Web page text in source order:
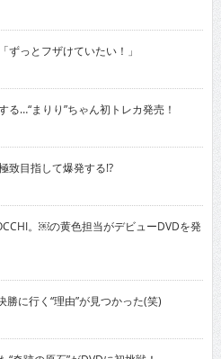
っとフザけていたい！」
…“まりり”ちゃん初トレカ発売！
致目指して爆発する!?
。￼の黄色担当がデビューDVDを発
に行く“理由”が見つかった(笑)